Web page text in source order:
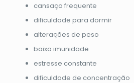
cansaço frequente
dificuldade para dormir
alterações de peso
baixa imunidade
estresse constante
dificuldade de concentração